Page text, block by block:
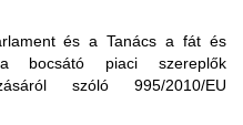
és a Tanács a fát és
bocsátó piaci szereplők
szóló 995/2010/EU